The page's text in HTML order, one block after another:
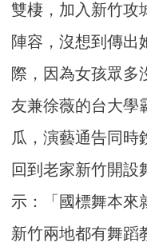
雙棲，加入新竹攻
陣容，沒想到傳出
際，因為女孩眾多
友兼徐薇的台大學
瓜，演藝通告同時
回到老家新竹開設
示：「國標舞本來
新竹兩地都有舞蹈